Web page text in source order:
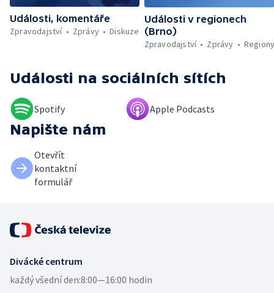
vánoční pohádky pro neslyšící
Události, komentáře
Zpravodajství
Zprávy Diskuze
Události v regionech
(Brno)
Zpravodajství
Zprávy
Události na sociálních sítích
Spotify Apple Podcasts
Napište nám
Otevřít
kontaktní
formulář
Divácké centrum
každý všední den:8:00—16:00 hodin